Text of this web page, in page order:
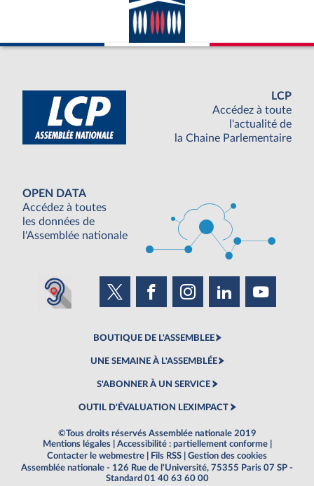
LCP
Accédez à toute
l'actualité de
la Chaine Parlementaire
OPEN DATA
Accédez à toutes
les données de
l'Assemblée nationale
BOUTIQUE DE L'ASSEMBLEE
UNE SEMAINE À L'ASSEMBLÉE
S'ABONNER À UN SERVICE
OUTIL D'ÉVALUATION LEXIMPACT
©Tous droits réservés Assemblée nationale 2019
Mentions légales
Accessibilité : partiellement conforme
Contacter le webmestre
Fils RSS
Gestion des cookies
Assemblée nationale - 126 Rue de l'Université, 75355 Paris 07 SP -
Standard 01 40 63 60 00